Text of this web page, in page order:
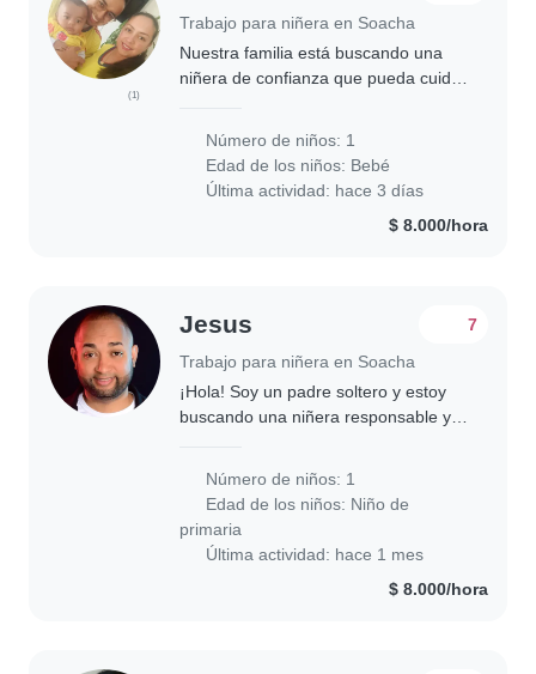
(1)
Trabajo para niñera en Soacha
Nuestra familia está buscando una
niñera de confianza que pueda cuidar
venga a..
Número de niños: 1
Edad de los niños: Bebé
Última actividad: hace 3 días
$ 8.000/hora
Jesus
Trabajo para niñera en Soacha
7
¡Hola! Soy un padre soltero y estoy
buscando una niñera responsable y
hablador. Busco a alguien que se
sienta..
Número de niños: 1
Edad de los niños: Niño de
primaria
Última actividad: hace 1 mes
$ 8.000/hora